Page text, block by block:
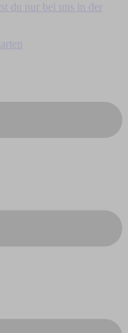
du nur bei uns in der